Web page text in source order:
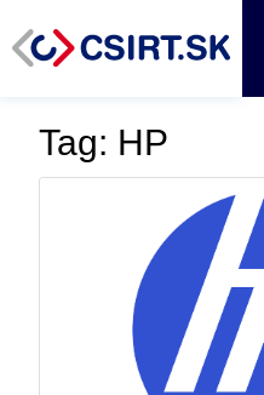
Tag: HP